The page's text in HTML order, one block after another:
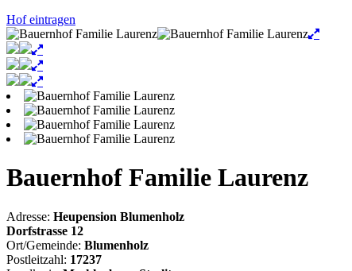
Hof eintragen
Bauernhof Familie Laurenz
Adresse: Heupension Blumenholz
Dorfstrasse 12
Ort/Gemeinde: Blumenholz
Postleitzahl: 17237